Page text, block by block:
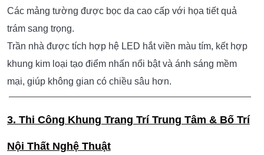
🧱HẠNG MỤC THI CÔNG CHI TIẾT
1. Thiết Kế & Thi Công Nội Thất Phòng Khách
Sạn Cao Cấp
Không gian được bố trí tối ưu với phong cách ánh sáng
tím hiện đại, tạo cảm giác thư giãn và đẳng cấp cho khách